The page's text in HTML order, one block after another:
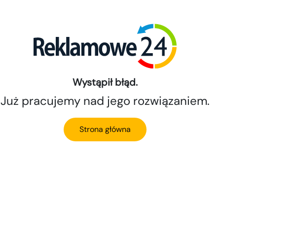
Wystąpił błąd.
Już pracujemy nad jego rozwiązaniem.
Strona główna